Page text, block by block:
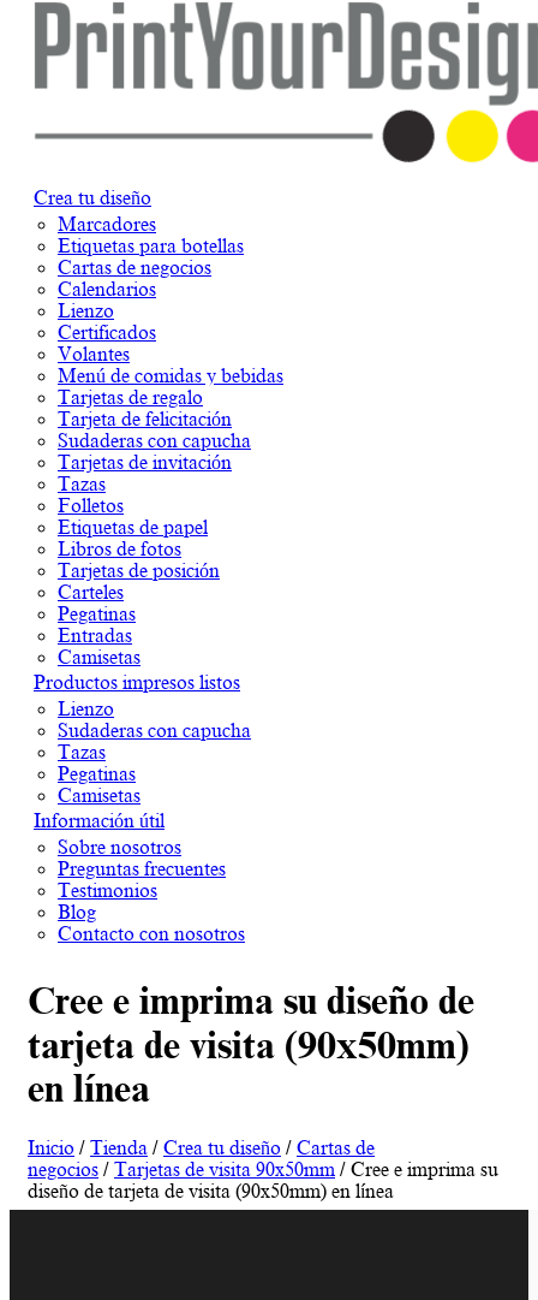
Crea tu diseño
Marcadores
Etiquetas para botellas
Cartas de negocios
Calendarios
Lienzo
Certificados
Volantes
Menú de comidas y bebidas
Tarjetas de regalo
Tarjeta de felicitación
Sudaderas con capucha
Tarjetas de invitación
Tazas
Folletos
Etiquetas de papel
Libros de fotos
Tarjetas de posición
Carteles
Pegatinas
Entradas
Camisetas
Productos impresos listos
Lienzo
Sudaderas con capucha
Tazas
Pegatinas
Camisetas
Información útil
Sobre nosotros
Preguntas frecuentes
Testimonios
Blog
Contacto con nosotros
Cree e imprima su diseño de
tarjeta de visita (90x50mm)
en línea
Inicio / Tienda / Crea tu diseño / Cartas de
negocios / Tarjetas de visita 90x50mm / Cree e imprima su
diseño de tarjeta de visita (90x50mm) en línea